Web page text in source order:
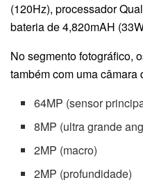
(120Hz), processador
bateria de 4,820mAH
No segmento fotográfico,
também com uma câmara
64MP (sensor
8MP (ultra grande
2MP (macro)
2MP (profundidade)